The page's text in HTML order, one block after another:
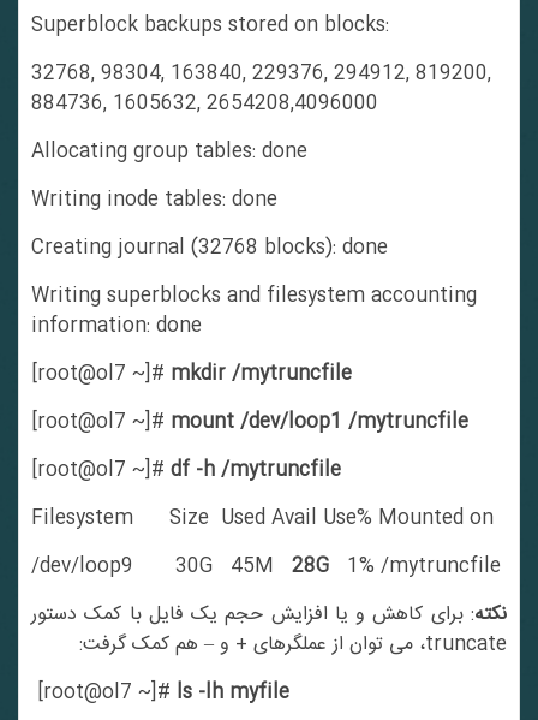
Superblock backups stored on blocks:
32768, 98304, 163840, 229376, 294912, 819200,
884736, 1605632, 2654208,4096000
Allocating group tables: done
Writing inode tables: done
Creating journal (32768 blocks): done
Writing superblocks and filesystem accounting
information: done
[root@ol7 ~]#mkdir /mytruncfile
[root@ol7 ~]#mount /dev/loop1 /mytruncfile
[root@ol7 ~]#df -h /mytruncfile
Filesystem Size Used Avail Use% Mounted on
/dev/loop9 30G 45M28G1% /mytruncfile
نکته: برای کاهش و یا افزایش حجم یک فایل با کمک دستور
truncate، می توان از عملگرهای + و – هم کمک گرفت:
[root@ol7 ~]#ls -lh myfile